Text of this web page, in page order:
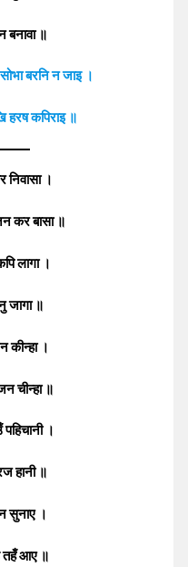
बनावा ॥
बरनि न जाइ ।
हरष कपिराइ ॥
निवासा ।
कर बासा ॥
लागा ।
जागा ॥
कीन्हा ।
चीन्हा ॥
।
हानी ॥
सुनाए ।
तहँ आए ॥